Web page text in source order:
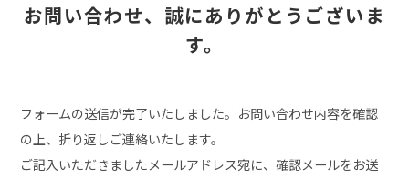
お問い合わせ、誠にありがとうございま
す。
フォームの送信が完了いたしました。 お問い合わせ内容を確認
の上、折り返しご連絡いたします。
ご記入いただきましたメールアドレス宛に、確認メールをお送